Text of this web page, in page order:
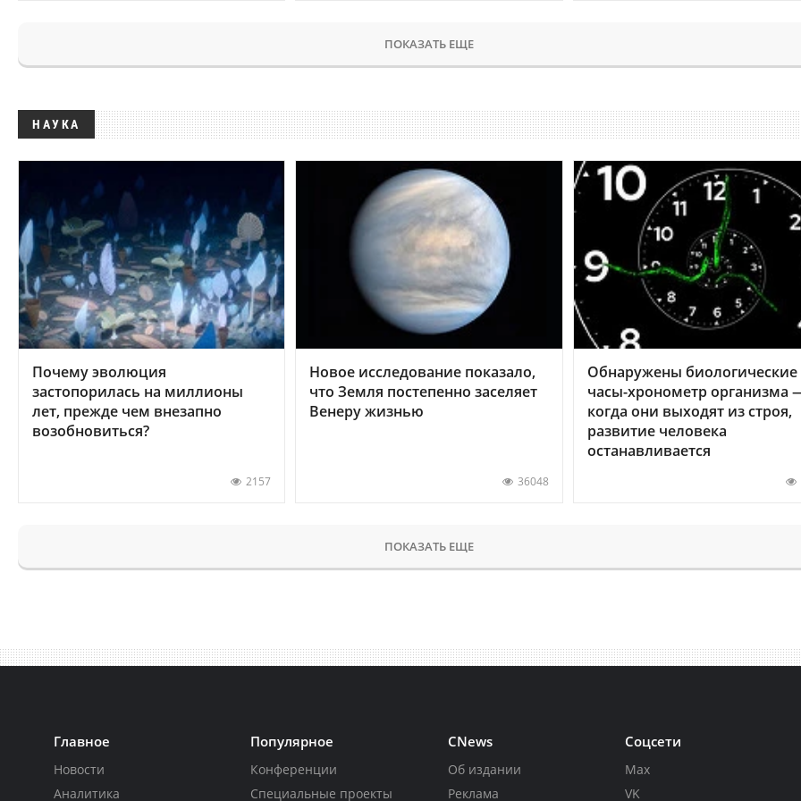
ПОКАЗАТЬ ЕЩЕ
НАУКА
Почему эволюция
застопорилась на миллионы
лет, прежде чем внезапно
возобновиться?
2157
Новое исследование показало,
что Земля постепенно заселяет
Венеру жизнью
36048
Обнаружены биологические
часы-хронометр организма
когда они выходят из строя,
развитие человека
останавливается
ПОКАЗАТЬ ЕЩЕ
Главное
Новости
Аналитика
Популярное
Конференции
Специальные проекты
CNews
Об издании
Реклама
Соцсети
Max
VK